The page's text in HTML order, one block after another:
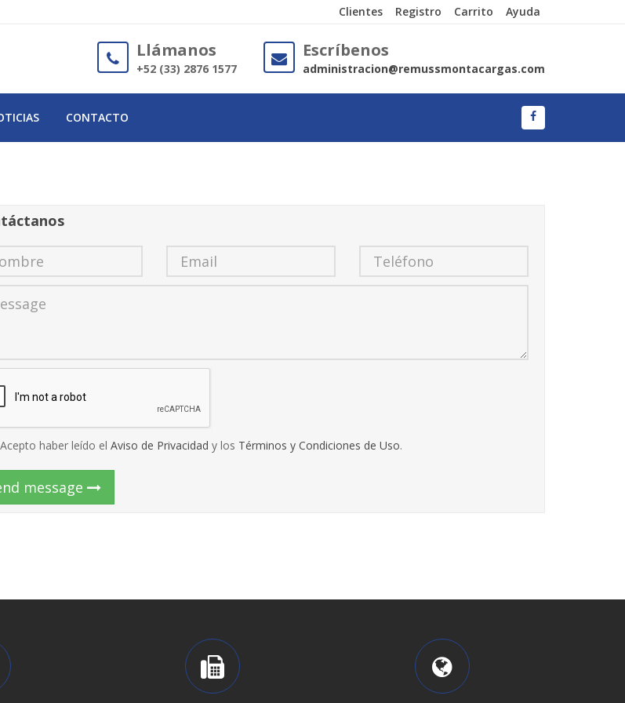
Clientes Registro Carrito Ayuda
Llámanos
+52 (33) 2876 1577
Escríbenos
administracion@remussmontacargas.com
CONTACTO
Acepto haber leído el Aviso de Privacidad y los Términos y Condiciones de Uso.
message